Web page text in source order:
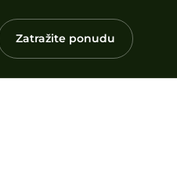
Zatražite ponudu